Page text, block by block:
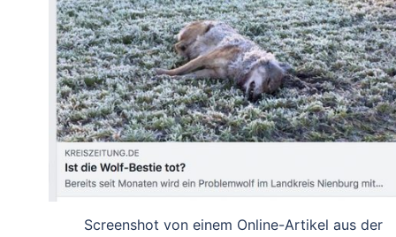
Screenshot von einem Online-Artikel aus der